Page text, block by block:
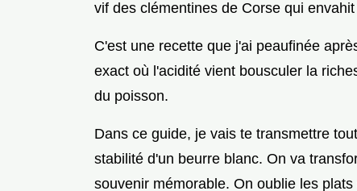
vif des clémentines de Corse qui
C'est une recette que j'ai peaufinée
exact où l'acidité vient bousculer la
du poisson.
Dans ce guide, je vais te transmettre
stabilité d'un beurre blanc. On va
souvenir mémorable. On oublie les